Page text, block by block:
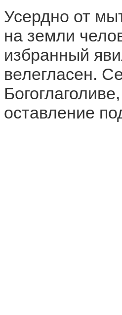
Усердно от
на земли
избранный
велегласен.
оставление